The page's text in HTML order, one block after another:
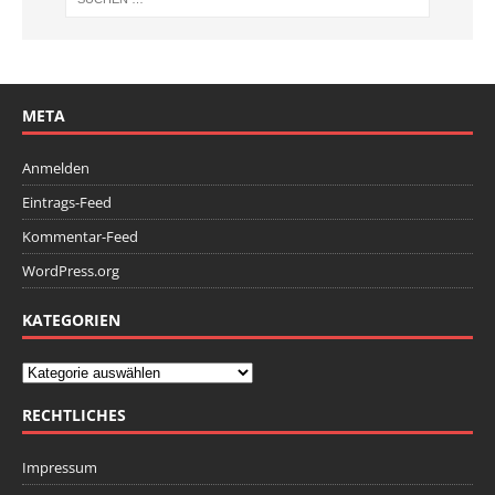
META
Anmelden
Eintrags-Feed
Kommentar-Feed
WordPress.org
KATEGORIEN
RECHTLICHES
Impressum